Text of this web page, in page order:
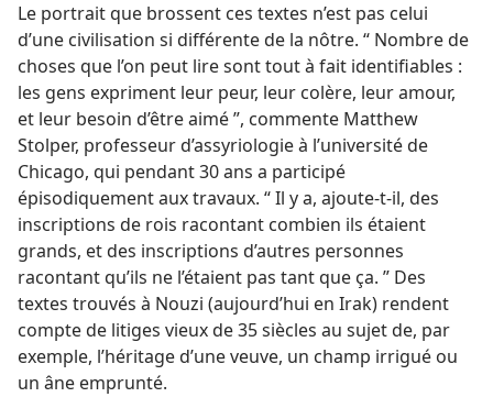
Le portrait que brossent ces textes n’est pas celui
d’une civilisation si différente de la nôtre. “ Nombre de
choses que l’on peut lire sont tout à fait identifiables :
les gens expriment leur peur, leur colère, leur amour,
et leur besoin d’être aimé ”, commente Matthew
Stolper, professeur d’assyriologie à l’université de
Chicago, qui pendant 30 ans a participé
épisodiquement aux travaux. “ Il y a, ajoute-​t-​il, des
inscriptions de rois racontant combien ils étaient
grands, et des inscriptions d’autres personnes
racontant qu’ils ne l’étaient pas tant que ça. ” Des
textes trouvés à Nouzi (aujourd’hui en Irak) rendent
compte de litiges vieux de 35 siècles au sujet de, par
exemple, l’héritage d’une veuve, un champ irrigué ou
un âne emprunté.